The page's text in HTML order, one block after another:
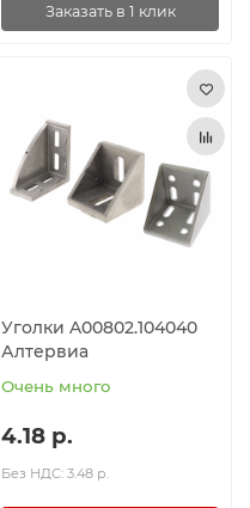
Заказать в 1 клик
Уголки A00802.104040
Алтервиа
Очень много
4.18 р.
Без НДС: 3.48 р.